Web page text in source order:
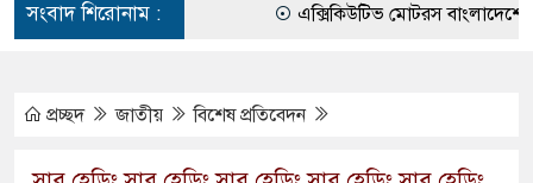
সংবাদ শিরোনাম : এক্সিকিউটিভ মোটরস বাংলাদেশে
গ্রাহক পর্যায়ে বিদ্যুতের দাম বাড়ানোর
বাংলাদেশের তৈরি পোশাকের বড়
প্রচ্ছদ জাতীয় বিশেষ প্রতিবেদন